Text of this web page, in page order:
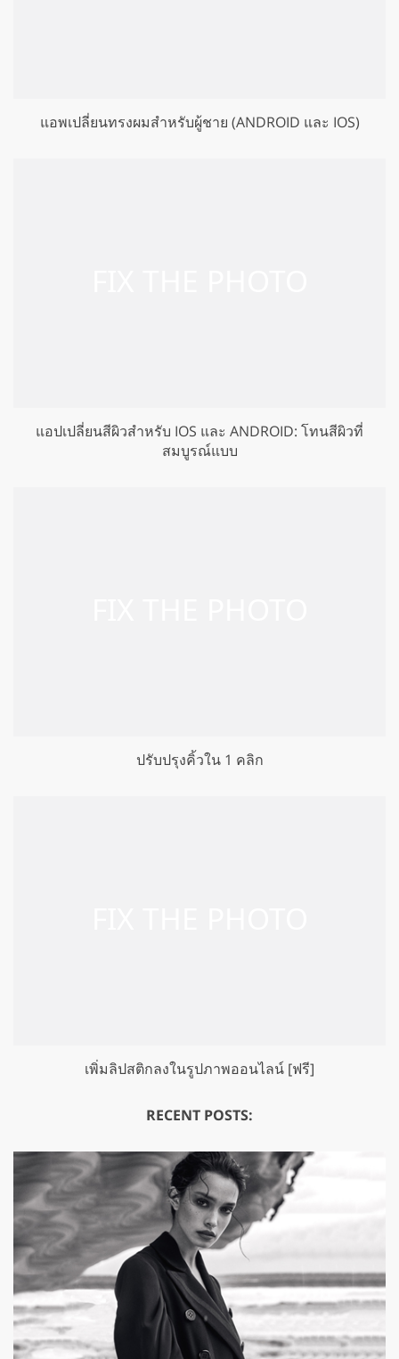
แอพเปลี่ยนทรงผมสำหรับผู้ชาย (ANDROID และ IOS)
แอปเปลี่ยนสีผิวสำหรับ IOS และ ANDROID: โทนสีผิวที่
สมบูรณ์แบบ
ปรับปรุงคิ้วใน 1 คลิก
เพิ่มลิปสติกลงในรูปภาพออนไลน์ [ฟรี]
RECENT POSTS: